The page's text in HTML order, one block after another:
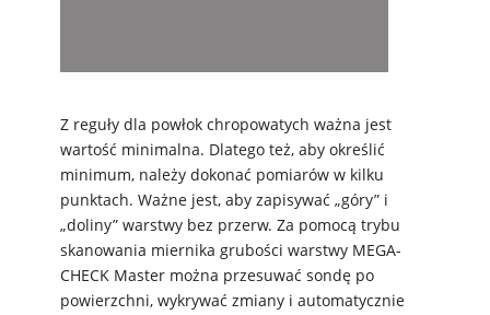
Z reguły dla powłok chropowatych ważna jest
wartość minimalna. Dlatego też, aby określić
minimum, należy dokonać pomiarów w kilku
punktach. Ważne jest, aby zapisywać „góry” i
„doliny” warstwy bez przerw. Za pomocą trybu
skanowania miernika grubości warstwy MEGA-
CHECK Master można przesuwać sondę po
powierzchni, wykrywać zmiany i automatycznie